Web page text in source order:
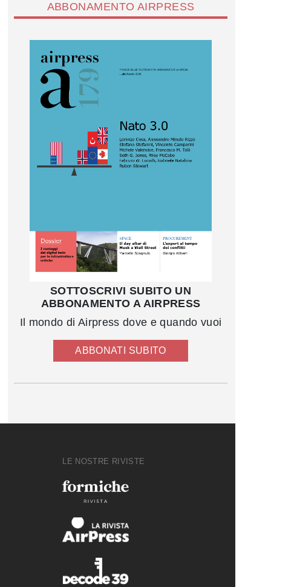
ABBONAMENTO AIRPRESS
SOTTOSCRIVI SUBITO UN
ABBONAMENTO A AIRPRESS
Il mondo di Airpress dove e quando vuoi
ABBONATI SUBITO
LE NOSTRE RIVISTE